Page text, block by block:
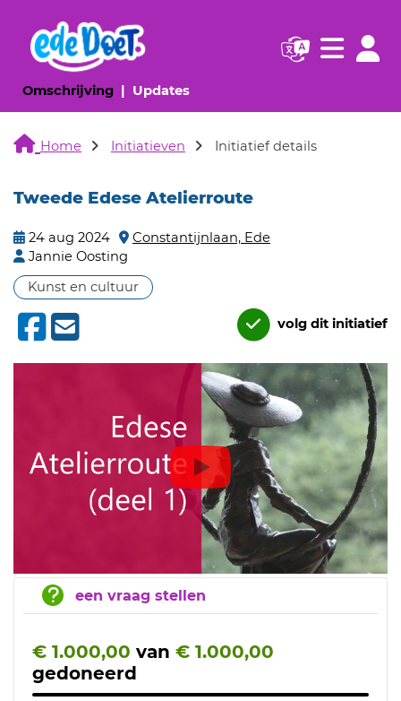
Omschrijving(huidige pagina)
Updates(huidige pagina)
Navigatie
Home Initiatieven Initiatief details
Tweede Edese Atelierroute
24 aug 2024
Constantijnlaan, Ede
Jannie Oosting
Kunst en cultuur
volg dit initiatief
een vraag stellen
€ 1.000,00 van € 1.000,00
gedoneerd